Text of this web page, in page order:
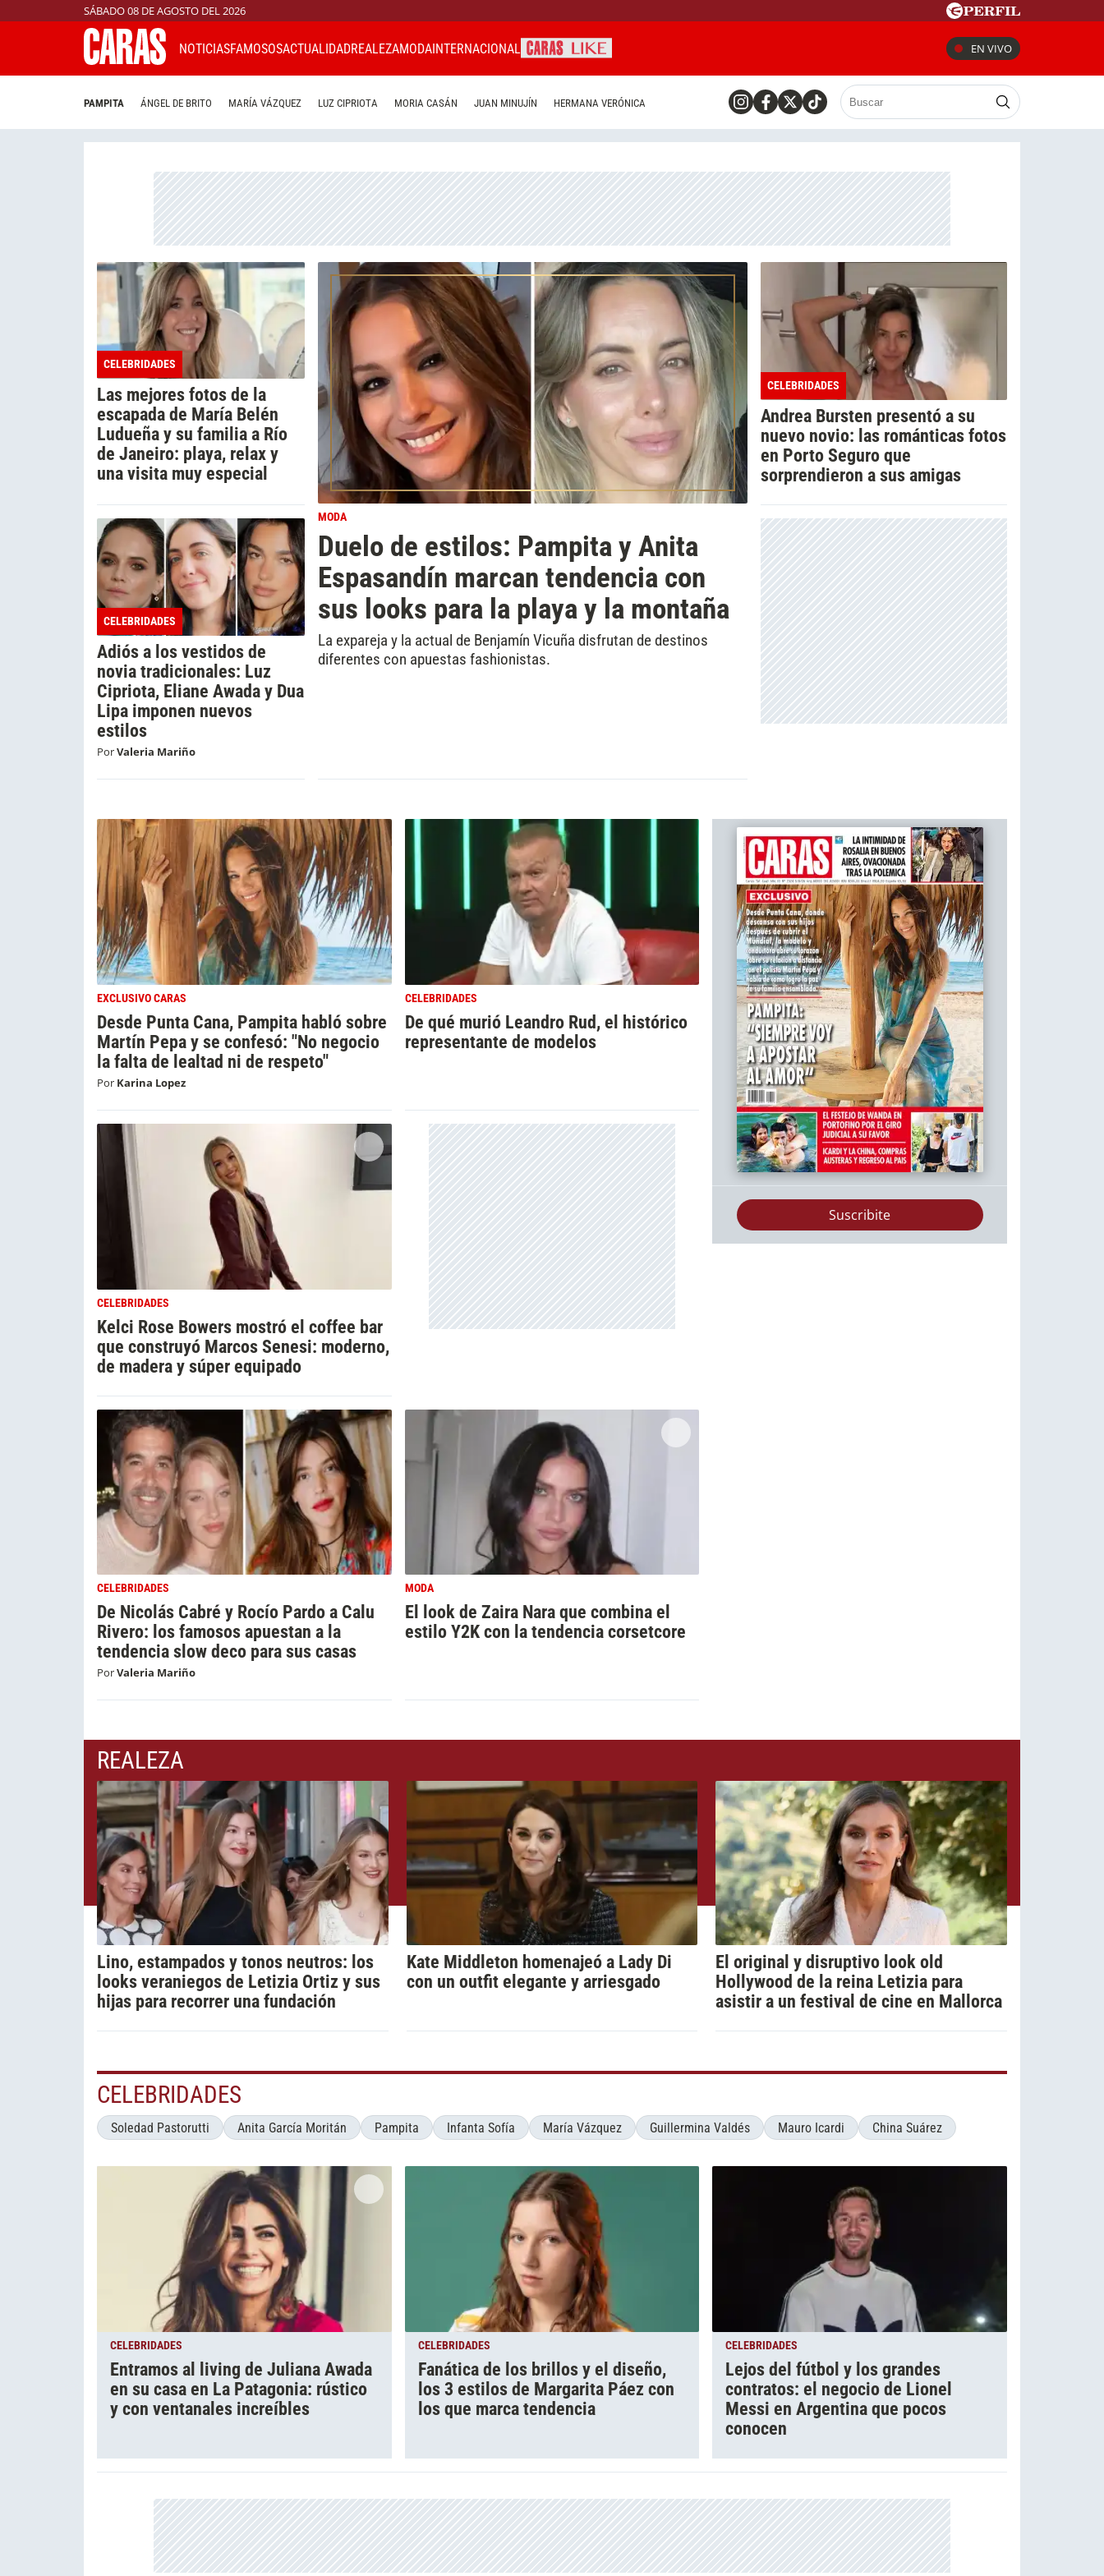
SÁBADO 08 DE AGOSTO DEL 2026
NOTICIASFAMOSOSACTUALIDADREALEZAMODAINTERNACIONAL EN VIVO
PAMPITA ÁNGEL DE BRITO MARÍA VÁZQUEZ LUZ CIPRIOTA MORIA CASÁN JUAN MINUJÍN HERMANA VERÓNICA
MODA
Duelo de estilos: Pampita y Anita
Espasandín marcan tendencia con
sus looks para la playa y la montaña
La expareja y la actual de Benjamín Vicuña disfrutan de destinos
diferentes con apuestas fashionistas.
CELEBRIDADES
Las mejores fotos de la
escapada de María Belén
Ludueña y su familia a Río
de Janeiro: playa, relax y
una visita muy especial
CELEBRIDADES
Andrea Bursten presentó a su
nuevo novio: las románticas fotos
en Porto Seguro que
sorprendieron a sus amigas
CELEBRIDADES
Adiós a los vestidos de
novia tradicionales: Luz
Cipriota, Eliane Awada y Dua
Lipa imponen nuevos
estilos
PorValeria Mariño
EXCLUSIVO CARAS
Desde Punta Cana, Pampita habló sobre
Martín Pepa y se confesó: "No negocio
la falta de lealtad ni de respeto"
Por Karina Lopez
CELEBRIDADES
De qué murió Leandro Rud, el histórico
representante de modelos
CELEBRIDADES
Kelci Rose Bowers mostró el coffee bar
que construyó Marcos Senesi: moderno,
de madera y súper equipado
CELEBRIDADES
De Nicolás Cabré y Rocío Pardo a Calu
Rivero: los famosos apuestan a la
tendencia slow deco para sus casas
PorValeria Mariño
MODA
El look de Zaira Nara que combina el
estilo Y2K con la tendencia corsetcore
Suscribite
REALEZA
Lino, estampados y tonos neutros: los
looks veraniegos de Letizia Ortiz y sus
hijas para recorrer una fundación
Kate Middleton homenajeó a Lady Di
con un outfit elegante y arriesgado
El original y disruptivo look old
Hollywood de la reina Letizia para
asistir a un festival de cine en Mallorca
CELEBRIDADES
Soledad Pastorutti Anita García Moritán Pampita Infanta Sofía María Vázquez Guillermina Valdés Mauro Icardi China Suárez
CELEBRIDADES
Entramos al living de Juliana Awada
en su casa en La Patagonia: rústico
y con ventanales increíbles
CELEBRIDADES
Fanática de los brillos y el diseño,
los 3 estilos de Margarita Páez con
los que marca tendencia
CELEBRIDADES
Lejos del fútbol y los grandes
contratos: el negocio de Lionel
Messi en Argentina que pocos
conocen